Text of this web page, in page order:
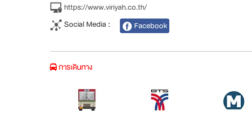
https://www.viriyah.co.th/
Social Media :
Facebook
การเดินทาง